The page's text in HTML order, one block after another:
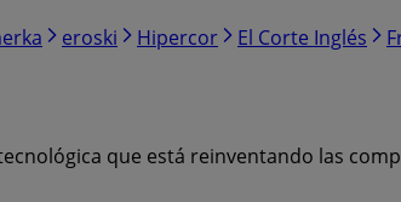
eroski Hipercor El Corte Inglés
que está reinventando las